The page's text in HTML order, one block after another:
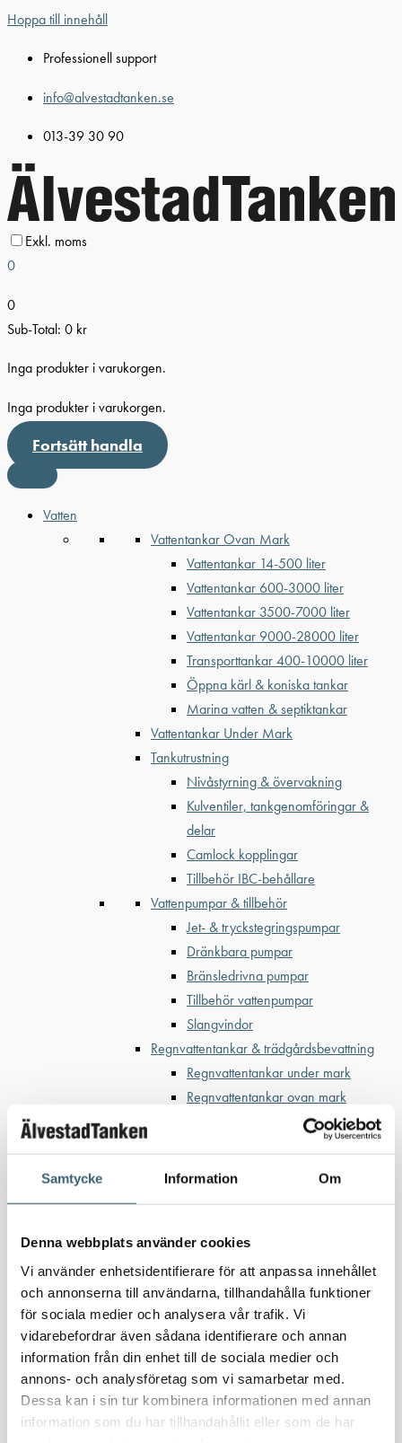
Samtycke Information Om
Denna webbplats använder cookies
Vi använder enhetsidentifierare för att anpassa innehållet
och annonserna till användarna, tillhandahålla funktioner
för sociala medier och analysera vår trafik. Vi
vidarebefordrar även sådana identifierare och annan
information från din enhet till de sociala medier och
annons- och analysföretag som vi samarbetar med.
Dessa kan i sin tur kombinera informationen med annan
information som du har tillhandahållit eller som de har
Hoppa till innehåll
Professionell support
info@alvestadtanken.se
013-39 30 90
Exkl. moms
0
0
Sub-Total: 0 kr
Inga produkter i varukorgen.
Inga produkter i varukorgen.
Fortsätt handla
Vatten
Vattentankar Ovan Mark
Vattentankar 14-500 liter
Vattentankar 600-3000 liter
Vattentankar 3500-7000 liter
Vattentankar 9000-28000 liter
Transporttankar 400-10000 liter
Öppna kärl & koniska tankar
Marina vatten & septiktankar
Vattentankar Under Mark
Tankutrustning
Nivåstyrning & övervakning
Kulventiler, tankgenomföringar &
delar
Camlock kopplingar
Tillbehör IBC-behållare
Vattenpumpar & tillbehör
Jet- & tryckstegringspumpar
Dränkbara pumpar
Bränsledrivna pumpar
Tillbehör vattenpumpar
Slangvindor
Regnvattentankar & trädgårdsbevattning
Regnvattentankar under mark
Regnvattentankar ovan mark
Regnvattenfilter & lövsilar
Bevattning & underhåll
Vattenvagnar
Nödvattenutrustning
Oljeavskiljare & Fettavskiljare
Specialsvetsade lagringstankar
Ståltankar för lagring, transport & process
AdBlue
AdBluetankar